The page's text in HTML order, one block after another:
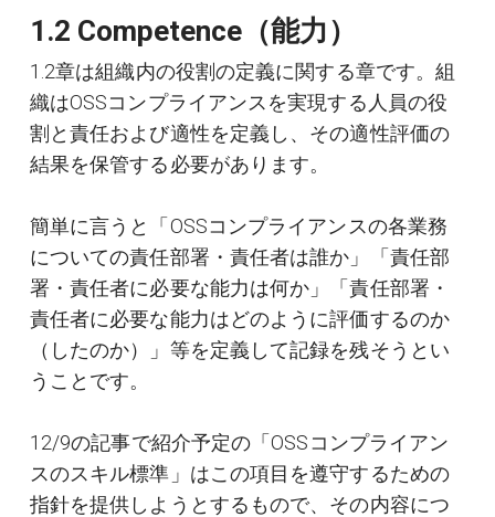
1.2 Competence（能力）
1.2章は組織内の役割の定義に関する章です。組
織はOSSコンプライアンスを実現する人員の役
割と責任および適性を定義し、その適性評価の
結果を保管する必要があります。
簡単に言うと「OSSコンプライアンスの各業務
についての責任部署・責任者は誰か」「責任部
署・責任者に必要な能力は何か」「責任部署・
責任者に必要な能力はどのように評価するのか
（したのか）」等を定義して記録を残そうとい
うことです。
12/9の記事で紹介予定の「OSSコンプライアン
スのスキル標準」はこの項目を遵守するための
指針を提供しようとするもので、その内容につ